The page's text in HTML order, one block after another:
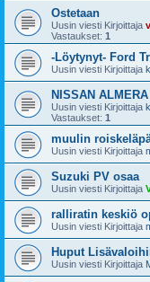
Ostetaan
Uusin viesti Kirjoittaja
Vastaukset: 1
-Löytynyt- Ford
Uusin viesti Kirjoittaja
NISSAN
Uusin viesti Kirjoittaja
Vastaukset: 1
muulin
Uusin viesti Kirjoittaja
Suzuki PV osaa
Uusin viesti Kirjoittaja
ralliratin keskiö
Uusin viesti Kirjoittaja
Huput
Uusin viesti Kirjoittaja